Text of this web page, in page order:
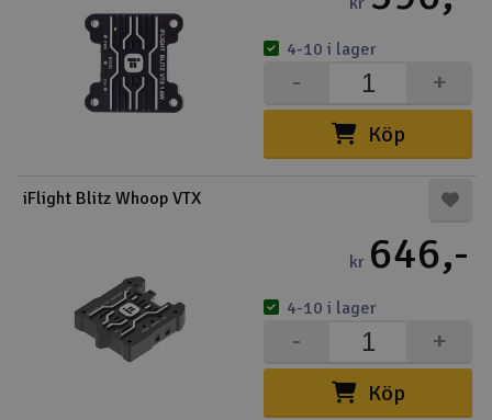
Köp
+
-
4-10 i lager
iFlight Blitz Whoop VTX
kr 646,-
Köp
+
-
4-10 i lager